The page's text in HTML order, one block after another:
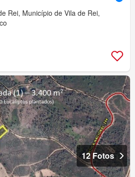
Rei, Município de Vila de Rei,
12 Fotos